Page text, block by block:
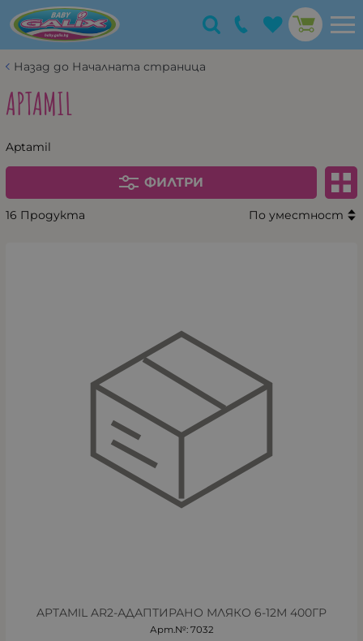
Назад до Началната страница
APTAMIL
Aptamil
ФИЛТРИ
16 Продукта По уместност
APTAMIL AR2-АДАПТИРАНО МЛЯКО 6-12М 400ГР
Арт.№: 7032